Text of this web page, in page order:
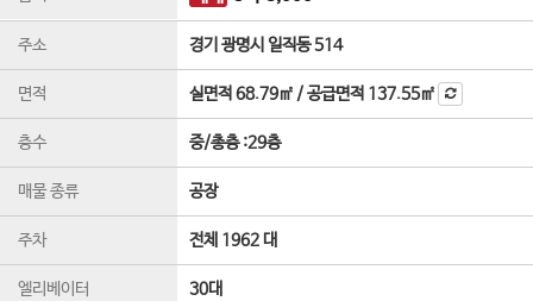
주소 경기 광명시 일직동 514
면적 실면적68.79㎡ /공급면적 137.55㎡
층수 중/총층 :29층
매물 종류 공장
주차 전체 1962 대
엘리베이터 30대